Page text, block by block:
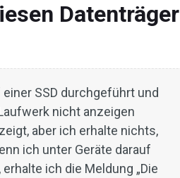
Datenträger
SSD durchgeführt und
nicht anzeigen
aber ich erhalte nichts,
ich unter Geräte darauf
ich die Meldung „Die